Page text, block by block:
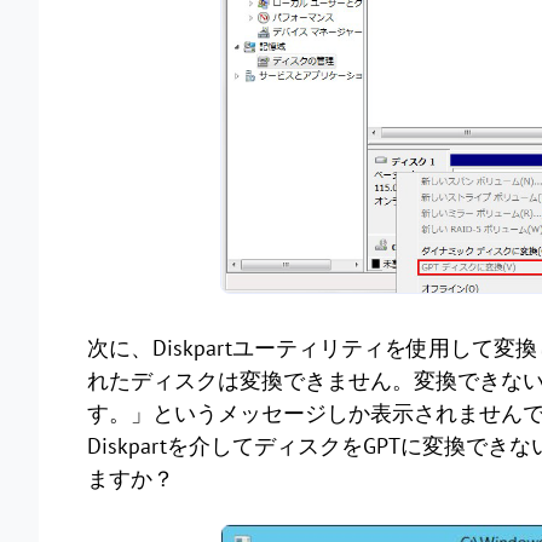
次に、Diskpartユーティリティを使用して変
れたディスクは変換できません。変換できな
す。」というメッセージしか表示されません
Diskpartを介してディスクをGPTに変換でき
ますか？